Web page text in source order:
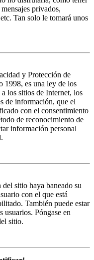
privados,
Tan solo le tomará unos
y Protección de
1998, es una ley de los
los sitios de Internet, los
de información, que el
con el consentimiento
de reconocimiento de
información personal
sitio haya baneado su
con el que está
También puede estar
usuarios. Póngase en
sitio.